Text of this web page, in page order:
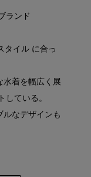
ランド
タイル に合っ
水着を幅広く展
している。
なデザインも